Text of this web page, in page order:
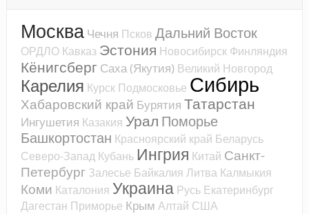
Москва Чечня Псков Дальний Восток
ОРДЛО Кавказ Эстония Новосибирск Финляндия
Кёнигсберг Саха (Якутия) Великий Новгород
Карелия Курск Подмосковье Сибирь
Хабаровский край Бурятия Татарстан
Ингушетия Казакия Урал Поморье
Башкортостан Красноярский край Беларусь
Северо-Запад Кубань Ингрия Китай Санкт-
Петербург Залесье Байкалия Литва Калмыкия
Коми Каталония Украина Русь Екатеринбург
Дагестан Приморье Крым Алтай США